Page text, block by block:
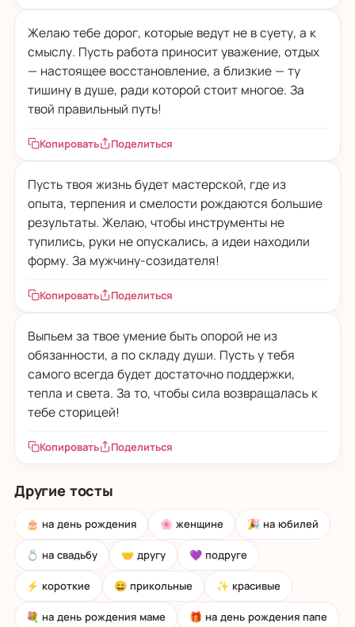
Желаю тебе дорог, которые ведут не в суету, а к
смыслу. Пусть работа приносит уважение, отдых
— настоящее восстановление, а близкие — ту
тишину в душе, ради которой стоит многое. За
твой правильный путь!
Копировать Поделиться
Пусть твоя жизнь будет мастерской, где из
опыта, терпения и смелости рождаются большие
результаты. Желаю, чтобы инструменты не
тупились, руки не опускались, а идеи находили
форму. За мужчину-созидателя!
Копировать Поделиться
Выпьем за твое умение быть опорой не из
обязанности, а по складу души. Пусть у тебя
самого всегда будет достаточно поддержки,
тепла и света. За то, чтобы сила возвращалась к
тебе сторицей!
Копировать Поделиться
Другие тосты
🎂 на день рождения 🌸 женщине 🎉 на юбилей
💍 на свадьбу 🤝 другу 💜 подруге
⚡ короткие 😄 прикольные ✨ красивые
💐 на день рождения маме 🎁 на день рождения папе